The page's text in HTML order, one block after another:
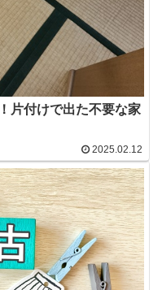
片付けで出た不要な家
2025.02.12